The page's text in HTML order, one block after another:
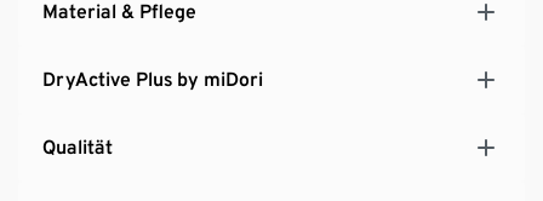
Material & Pflege
DryActive Plus by miDori
Qualität